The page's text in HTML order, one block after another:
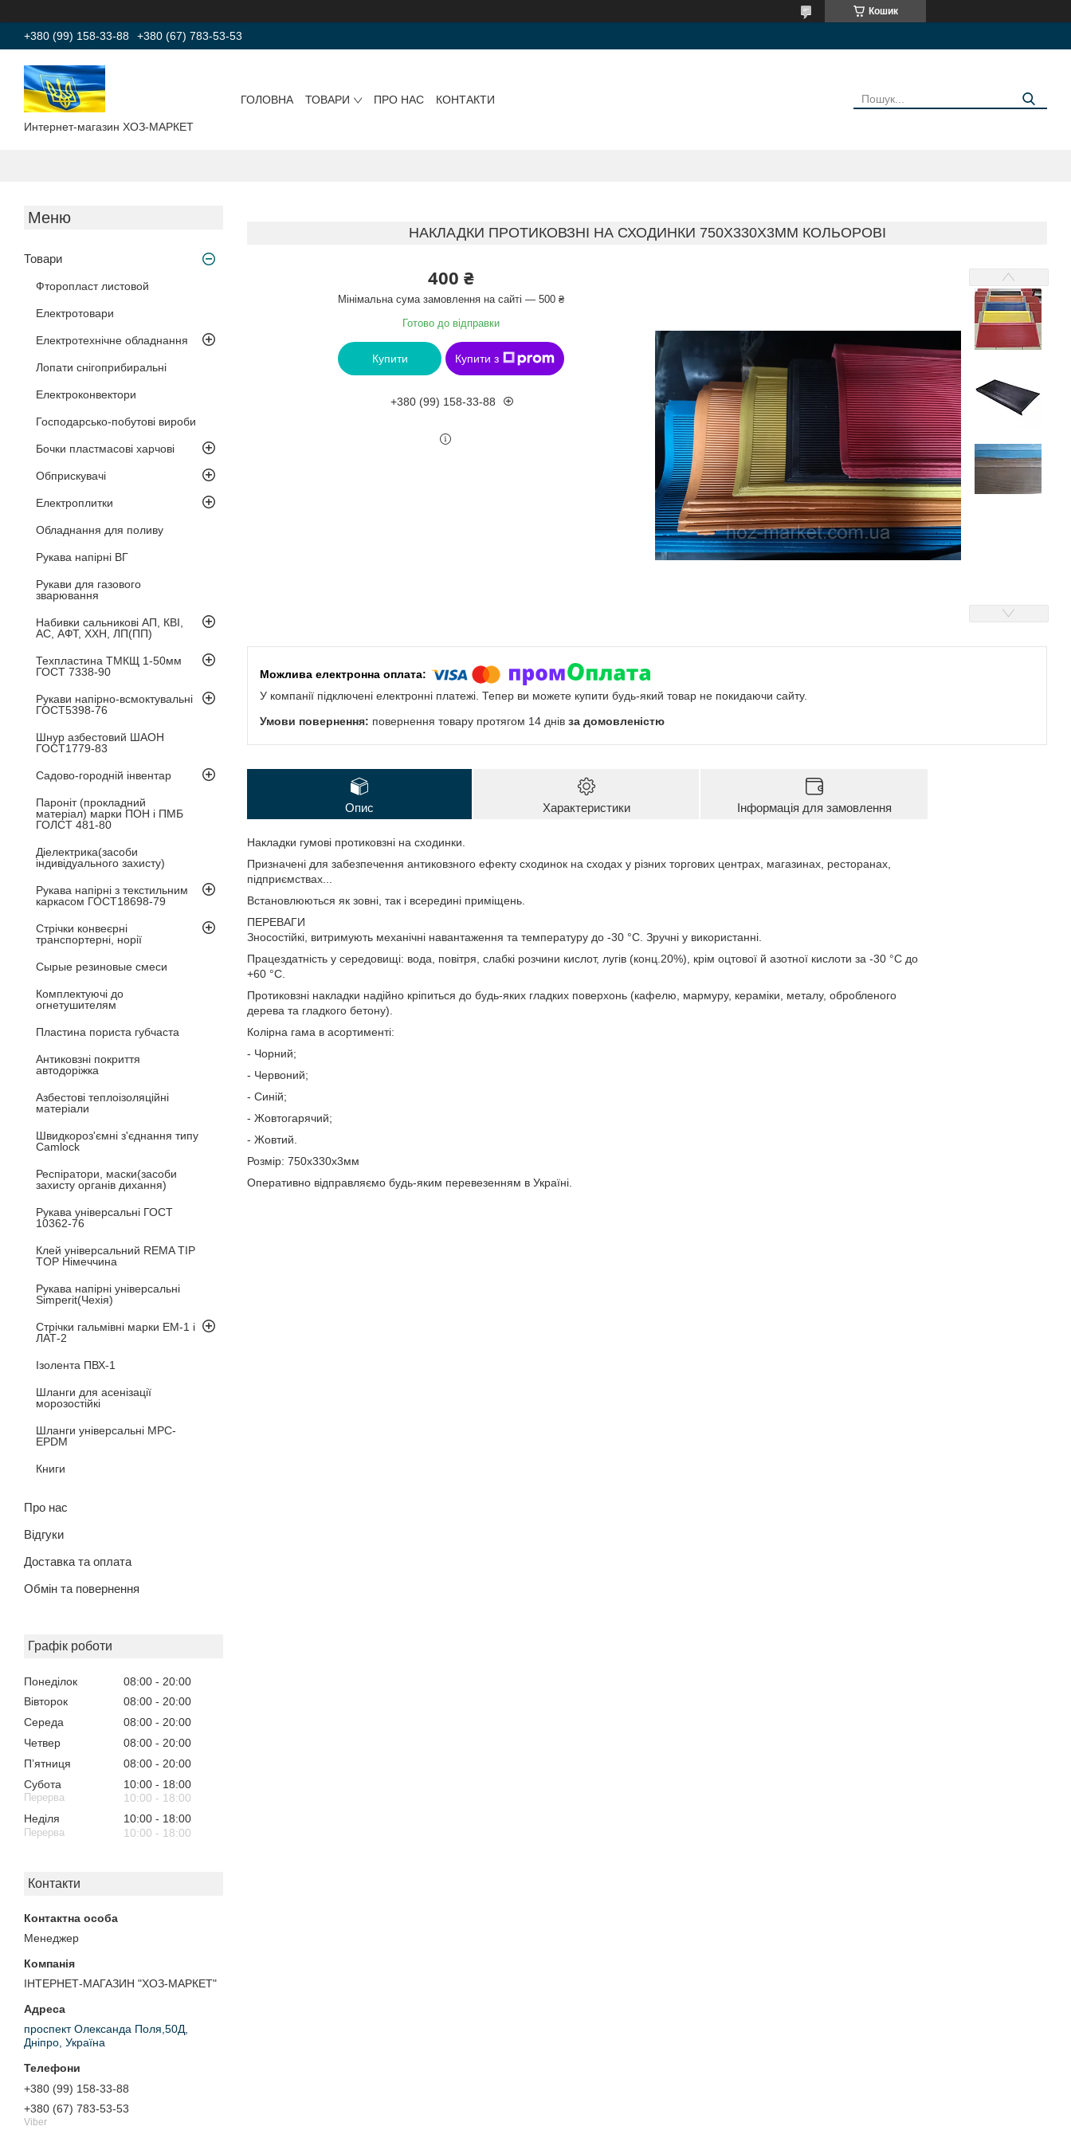
Кошик
+380 (99) 158-33-88 +380 (67) 783-53-53
Интернет-магазин ХОЗ-МАРКЕТ
ГОЛОВНА ТОВАРИ ПРО НАС КОНТАКТИ
Товари
Фторопласт листовой
Електротовари
Електротехнічне обладнання
Лопати снігоприбиральні
Електроконвектори
Господарсько-побутові вироби
Бочки пластмасові харчові
Обприскувачі
Електроплитки
Обладнання для поливу
Рукава напірні ВГ
Рукави для газового
зварювання
Набивки сальникові АП, КВІ,
АС, АФТ, ХХН, ЛП(ПП)
Техпластина ТМКЩ 1-50мм
ГОСТ 7338-90
Рукави напірно-всмоктувальні
ГОСТ5398-76
Шнур азбестовий ШАОН
ГОСТ1779-83
Садово-городній інвентар
Пароніт (прокладний
матеріал) марки ПОН і ПМБ
ГОЛСТ 481-80
Діелектрика(засоби
індивідуального захисту)
Рукава напірні з текстильним
каркасом ГОСТ18698-79
Стрічки конвеєрні
транспортерні, норії
Сырые резиновые смеси
Комплектуючі до
огнетушителям
Пластина пориста губчаста
Антиковзні покриття
автодоріжка
Азбестові теплоізоляційні
матеріали
Швидкороз'ємні з'єднання типу
Camlock
Респіратори, маски(засоби
захисту органів дихання)
Рукава універсальні ГОСТ
10362-76
Клей універсальний REMA TIP
TOP Німеччина
Рукава напірні універсальні
Simperit(Чехія)
Стрічки гальмівні марки ЕМ-1 і
ЛАТ-2
Ізолента ПВХ-1
Шланги для асенізації
морозостійкі
Шланги універсальні MPC-
EPDM
Книги
Про нас
Відгуки
Доставка та оплата
Обмін та повернення
Графік роботи
Понеділок 08:00
20:00
Вівторок
08:00
20:00
Середа
08:00
20:00
Четвер
08:00
20:00
Пʼятниця
08:00
20:00
Субота
10:00
18:00
10:00
18:00
Неділя
10:00
18:00
10:00
18:00
Контакти
Менеджер
ІНТЕРНЕТ-МАГАЗИН "ХОЗ-МАРКЕТ"
проспект Олександа Поля,50Д,
Дніпро, Україна
+380 (99) 158-33-88
+380 (67) 783-53-53
Viber
НАКЛАДКИ ПРОТИКОВЗНІ НА СХОДИНКИ 750Х330Х3ММ КОЛЬОРОВІ
400 ₴
Мінімальна сума замовлення на сайті — 500 ₴
Готово до відправки
Купити Купити з
+380 (99) 158-33-88
У компанії підключені електронні платежі. Тепер ви можете купити будь-який товар не покидаючи сайту.
повернення товару протягом 14 днів за домовленістю
Опис Характеристики Інформація для замовлення
Накладки гумові протиковзні на сходинки.
Призначені для забезпечення антиковзного ефекту сходинок на сходах у різних торгових центрах, магазинах, ресторанах,
підприємствах...
Встановлюються як зовні, так і всередині приміщень.
ПЕРЕВАГИ
Зносостійкі, витримують механічні навантаження та температуру до -30 °C. Зручні у використанні.
Працездатність у середовищі: вода, повітря, слабкі розчини кислот, лугів (конц.20%), крім оцтової й азотної кислоти за -30 °C до
+60 °C.
Протиковзні накладки надійно кріпиться до будь-яких гладких поверхонь (кафелю, мармуру, кераміки, металу, обробленого
дерева та гладкого бетону).
Колірна гама в асортименті:
- Чорний;
- Червоний;
- Синій;
- Жовтогарячий;
- Жовтий.
Розмір: 750х330х3мм
Оперативно відправляємо будь-яким перевезенням в Україні.